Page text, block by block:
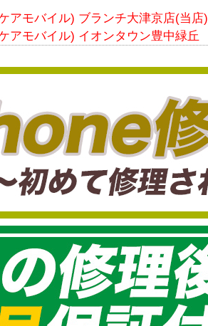
アモバイル) ブランチ大津京店(当店)
アモバイル) イオンタウン豊中緑丘